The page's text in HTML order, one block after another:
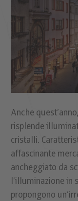
Anche
risplende
cristalli.
affascinante
ancheggiato da
l’illuminazione
propongono